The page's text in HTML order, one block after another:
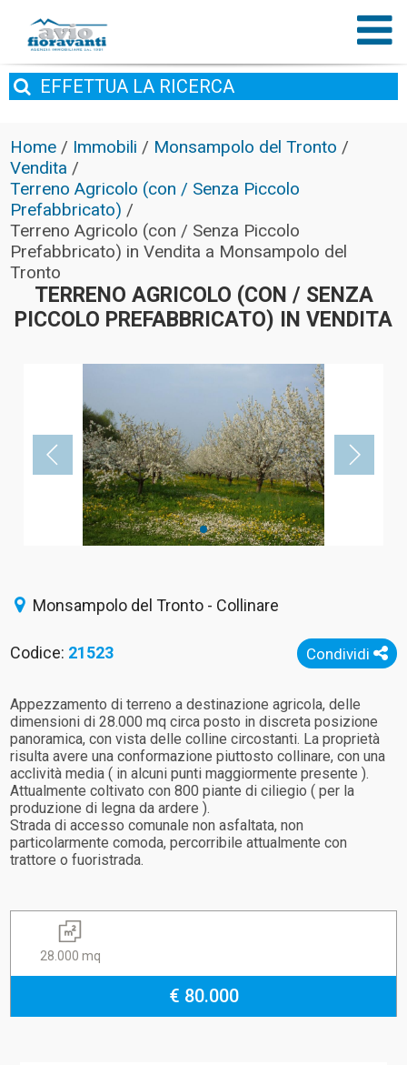
EFFETTUA LA RICERCA
Home / Immobili / Monsampolo del Tronto /
Vendita /
Terreno Agricolo (con / Senza Piccolo
Prefabbricato) /
Terreno Agricolo (con / Senza Piccolo
Prefabbricato) in Vendita a Monsampolo del
Tronto
TERRENO AGRICOLO (CON / SENZA
PICCOLO PREFABBRICATO) IN VENDITA
Monsampolo del Tronto - Collinare
Condividi
Codice: 21523
Appezzamento di terreno a destinazione agricola, delle
dimensioni di 28.000 mq circa posto in discreta posizione
panoramica, con vista delle colline circostanti. La proprietà
risulta avere una conformazione piuttosto collinare, con una
acclività media ( in alcuni punti maggiormente presente ).
Attualmente coltivato con 800 piante di ciliegio ( per la
produzione di legna da ardere ).
Strada di accesso comunale non asfaltata, non
particolarmente comoda, percorribile attualmente con
trattore o fuoristrada.
28.000 mq
€ 80.000